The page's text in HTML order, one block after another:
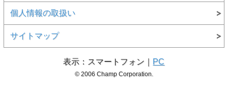
個人情報の取扱い
サイトマップ
表示：スマートフォン｜ PC
© 2006 Champ Corporation.